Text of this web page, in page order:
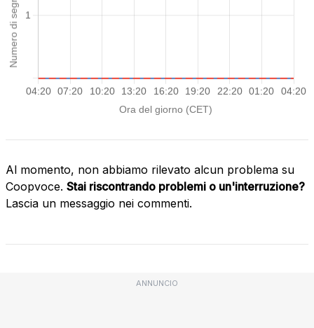
Al momento, non abbiamo rilevato alcun problema su
Coopvoce. Stai riscontrando problemi o un'interruzione?
Lascia un messaggio nei commenti.
ANNUNCIO